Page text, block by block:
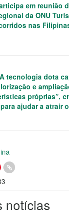
em reunião
da ONU
nas
A tecnologia dota
e
próprias”,
ajudar a atrair
notícias